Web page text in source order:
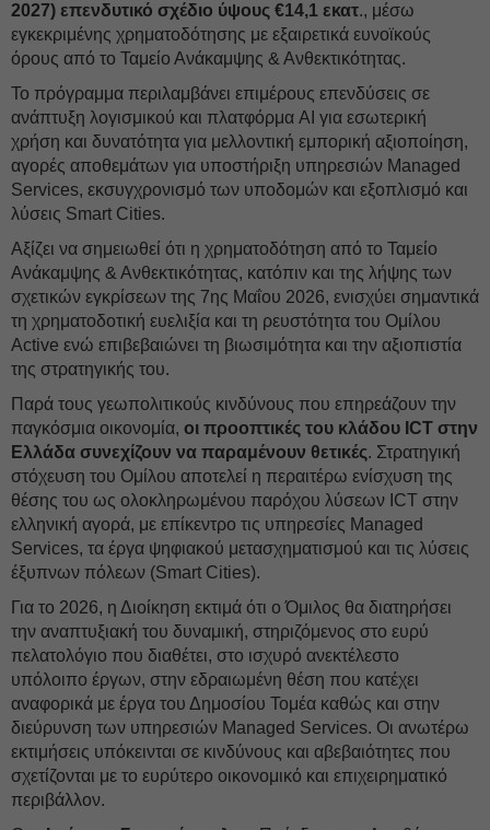
2027) επενδυτικό σχέδιο ύψους €14,1 εκατ., μέσω
εγκεκριμένης χρηματοδότησης με εξαιρετικά ευνοϊκούς
όρους από το Ταμείο Ανάκαμψης & Ανθεκτικότητας.
Το πρόγραμμα περιλαμβάνει επιμέρους επενδύσεις σε
ανάπτυξη λογισμικού και πλατφόρμα AI για εσωτερική
χρήση και δυνατότητα για μελλοντική εμπορική αξιοποίηση,
αγορές αποθεμάτων για υποστήριξη υπηρεσιών Managed
Services, εκσυγχρονισμό των υποδομών και εξοπλισμό και
λύσεις Smart Cities.
Αξίζει να σημειωθεί ότι η χρηματοδότηση από το Ταμείο
Ανάκαμψης & Ανθεκτικότητας, κατόπιν και της λήψης των
σχετικών εγκρίσεων της 7ης Μαΐου 2026, ενισχύει σημαντικά
τη χρηματοδοτική ευελιξία και τη ρευστότητα του Ομίλου
Active ενώ επιβεβαιώνει τη βιωσιμότητα και την αξιοπιστία
της στρατηγικής του.
Παρά τους γεωπολιτικούς κινδύνους που επηρεάζουν την
παγκόσμια οικονομία, οι προοπτικές του κλάδου ICT στην
Ελλάδα συνεχίζουν να παραμένουν θετικές. Στρατηγική
στόχευση του Ομίλου αποτελεί η περαιτέρω ενίσχυση της
θέσης του ως ολοκληρωμένου παρόχου λύσεων ICT στην
ελληνική αγορά, με επίκεντρο τις υπηρεσίες Managed
Services, τα έργα ψηφιακού μετασχηματισμού και τις λύσεις
έξυπνων πόλεων (Smart Cities).
Για το 2026, η Διοίκηση εκτιμά ότι ο Όμιλος θα διατηρήσει
την αναπτυξιακή του δυναμική, στηριζόμενος στο ευρύ
πελατολόγιο που διαθέτει, στο ισχυρό ανεκτέλεστο
υπόλοιπο έργων, στην εδραιωμένη θέση που κατέχει
αναφορικά με έργα του Δημοσίου Τομέα καθώς και στην
διεύρυνση των υπηρεσιών Managed Services. Οι ανωτέρω
εκτιμήσεις υπόκεινται σε κινδύνους και αβεβαιότητες που
σχετίζονται με το ευρύτερο οικονομικό και επιχειρηματικό
περιβάλλον.